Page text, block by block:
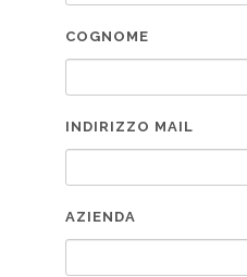
COGNOME
INDIRIZZO MAIL
AZIENDA